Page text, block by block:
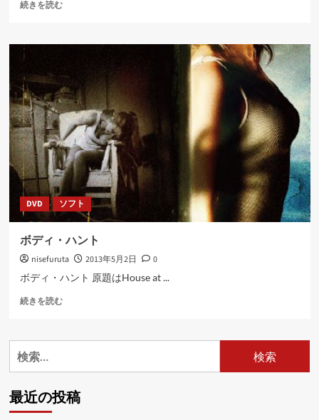
て
に
続きを読むRAID1
イ
ス
テ
ム
落
と
さ
ず
拡
大
し
た
に
つ
て
に
DVD ソフト
ボディ・ハント
nisefuruta 2013年5月2日
0
ボディ・ハント 原題はHouse at ...
続きを読むボ
ハ
つ
い
検
索:
最近の投稿